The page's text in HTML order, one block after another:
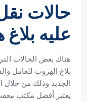
حالات
عليه
هناك بعض الحالات
بلاغ الهروب للعامل
الجديد وذلك من خلال
يعتبر أفضل مكتب